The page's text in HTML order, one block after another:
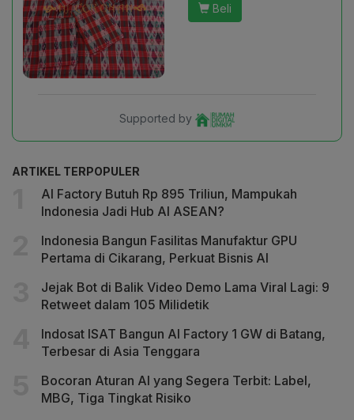
Beli
Supported by
ARTIKEL TERPOPULER
AI Factory Butuh Rp 895 Triliun, Mampukah
Indonesia Jadi Hub AI ASEAN?
Indonesia Bangun Fasilitas Manufaktur GPU
Pertama di Cikarang, Perkuat Bisnis AI
Jejak Bot di Balik Video Demo Lama Viral Lagi: 9
Retweet dalam 105 Milidetik
Indosat ISAT Bangun AI Factory 1 GW di Batang,
Terbesar di Asia Tenggara
Bocoran Aturan AI yang Segera Terbit: Label,
MBG, Tiga Tingkat Risiko